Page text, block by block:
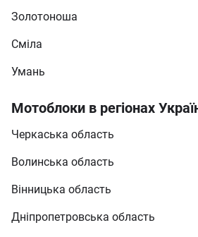
Золотоноша
Сміла
Умань
Мотоблоки в регіонах
Черкаська область
Волинська область
Вінницька область
Дніпропетровська область